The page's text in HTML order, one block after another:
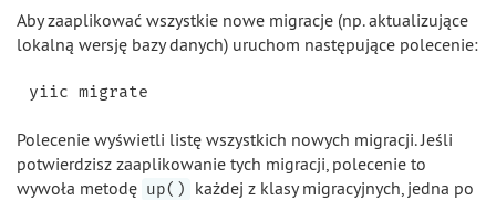
Aby zaaplikować wszystkie nowe migracje (np. aktualizujące
lokalną wersję bazy danych) uruchom następujące polecenie:
Polecenie wyświetli listę wszystkich nowych migracji. Jeśli
potwierdzisz zaaplikowanie tych migracji, polecenie to
wywoła metodę up()
każdej z klasy migracyjnych, jedna po